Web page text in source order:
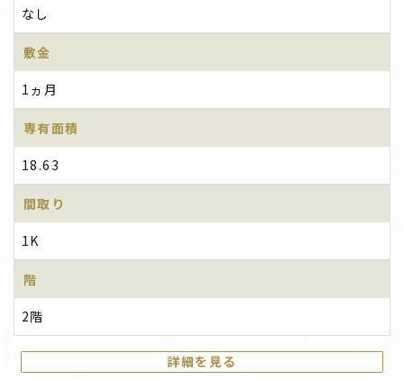
なし
敷金
1ヵ月
専有面積
18.63
間取り
1K
階
2階
詳細を見る